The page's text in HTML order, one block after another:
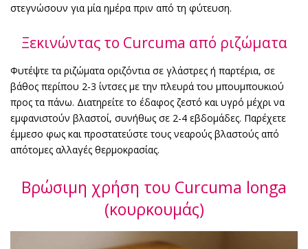
στεγνώσουν για μία ημέρα πριν από τη φύτευση.
Ξεκινώντας το Curcuma από ριζώματα
Φυτέψτε τα ριζώματα οριζόντια σε γλάστρες ή παρτέρια, σε
βάθος περίπου 2-3 ίντσες με την πλευρά του μπουμπουκιού
προς τα πάνω. Διατηρείτε το έδαφος ζεστό και υγρό μέχρι να
εμφανιστούν βλαστοί, συνήθως σε 2-4 εβδομάδες. Παρέχετε
έμμεσο φως και προστατεύστε τους νεαρούς βλαστούς από
απότομες αλλαγές θερμοκρασίας.
Βρώσιμη χρήση του Curcuma longa
(κουρκουμάς)